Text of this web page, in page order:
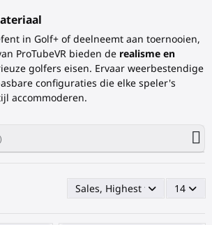
in Golf+ of deelneemt aan toernooien,
ProTubeVR bieden de realisme en
golfers eisen. Ervaar weerbestendige
configuraties die elke speler's
accommoderen.
Sales, Highest first 14